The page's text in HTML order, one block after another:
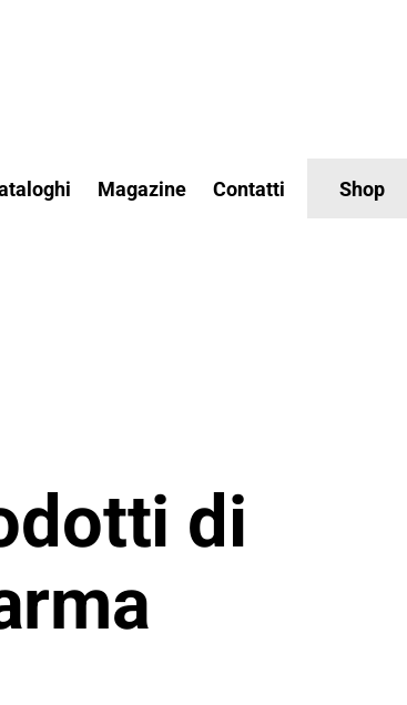
Magazine Contatti Shop
di